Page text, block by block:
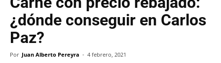
¿dónde conseguir en Carlos
Paz?
Por Juan Alberto Pereyra - 4 febrero, 2021